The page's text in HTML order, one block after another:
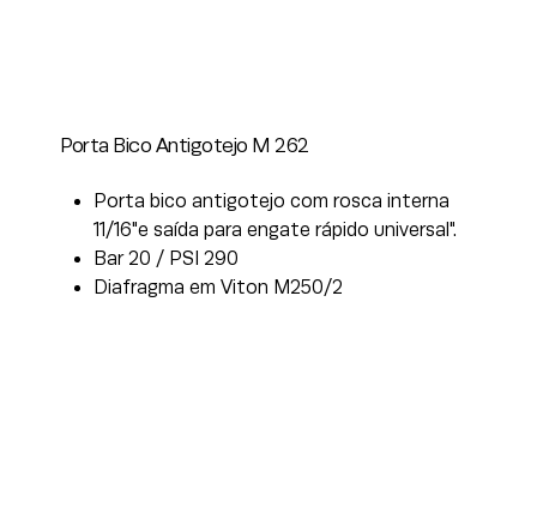
Porta Bico Antigotejo M 262
Porta bico antigotejo com rosca interna
11/16"e saída para engate rápido universal".
Bar 20 / PSI 290
Diafragma em Viton M250/2